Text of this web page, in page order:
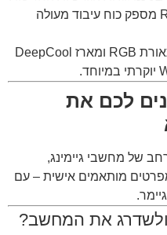
ביותר, בעוד מעבד Ryzen 5 7500F מספק כוח עיבוד מעולה
בנוסף, השילוב בין רכיבי ASUS, תאורת RGB ומארז DeepCool
לכם את
של מחשבי גיימינג,
מותאמים אישית – עם
ולשדרג את המחשב?